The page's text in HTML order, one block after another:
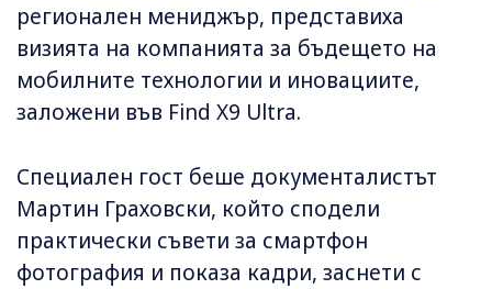
регионален мениджър, представиха
визията на компанията за бъдещето на
мобилните технологии и иновациите,
заложени във Find X9 Ultra.
Специален гост беше документалистът
Мартин Граховски, който сподели
практически съвети за смартфон
фотография и показа кадри, заснети с